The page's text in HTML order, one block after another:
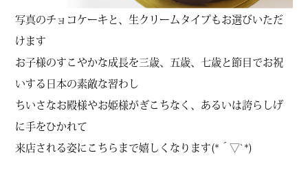
写真のチョコケーキと、生クリームタイプもお選びいただ
けます
お子様のすこやかな成長を三歳、五歳、七歳と節目でお祝
いする日本の素敵な習わし
ちいさなお殿様やお姫様がぎこちなく、あるいは誇らしげ
に手をひかれて
来店される姿にこちらまで嬉しくなります(*´▽`*)